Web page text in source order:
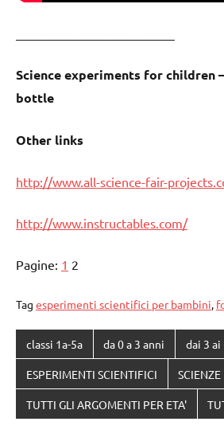
Science experiments for children
bottle
Other links
http://www.all-science-fair-
http://www.instructables.com/
Pagine: 1 2
Tag esperimenti scientifici per bambini
classi 1a-5a da 0 a 3 anni dai 3 ai
ESPERIMENTI SCIENTIFICI SCIENZE
TUTTI GLI ARGOMENTI PER ETA'